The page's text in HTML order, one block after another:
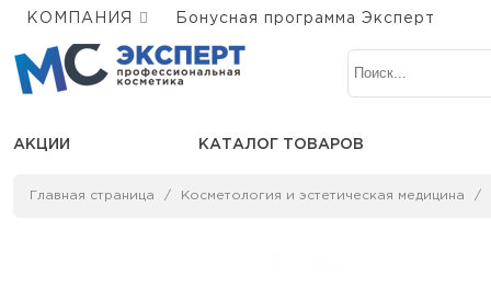
КОМПАНИЯ Бонусная программа Эксперт
АКЦИИ КАТАЛОГ ТОВАРОВ
Главная страница Косметология и эстетическая медицина